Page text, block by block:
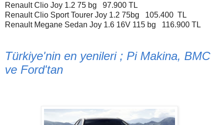
Renault Clio Joy 1.2 75 bg 97.900 TL
Renault Clio Sport Tourer Joy 1.2 75bg 105.400 TL
Renault Megane Sedan Joy 1.6 16V 115 bg 116.900 TL
Türkiye'nin en yenileri ; Pi Makina, BMC
ve Ford'tan